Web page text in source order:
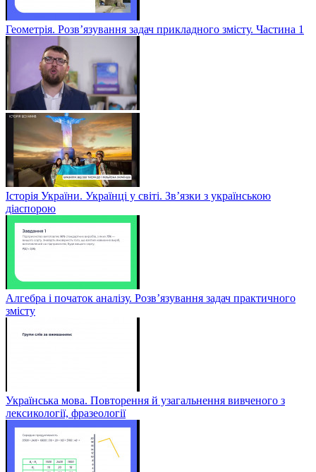
Геометрія. Розв’язування задач прикладного змісту. Частина 1
Історія України. Українці у світі. Зв’язки з українською
діаспорою
Алгебра і початок аналізу. Розв’язування задач практичного
змісту
Українська мова. Повторення й узагальнення вивченого з
лексикології, фразеології